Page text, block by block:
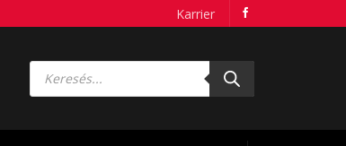
Karrier
Products
search